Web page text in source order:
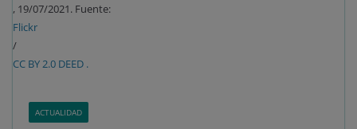
, 19/07/2021. Fuente:
Flickr
/
CC BY 2.0 DEED .
ACTUALIDAD